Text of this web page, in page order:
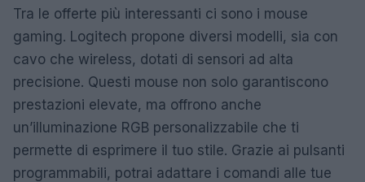
Tra le offerte più interessanti ci sono i mouse
gaming. Logitech propone diversi modelli, sia con
cavo che wireless, dotati di sensori ad alta
precisione. Questi mouse non solo garantiscono
prestazioni elevate, ma offrono anche
un’illuminazione RGB personalizzabile che ti
permette di esprimere il tuo stile. Grazie ai pulsanti
programmabili, potrai adattare i comandi alle tue